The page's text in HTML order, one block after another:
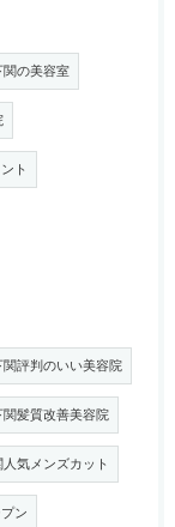
関の美容室
ト
関評判のいい美容院
関髪質改善美容院
人気メンズカット
ン